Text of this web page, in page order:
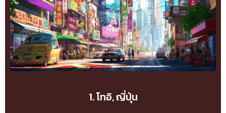
1. โทอิ, ญี่ปุ่น